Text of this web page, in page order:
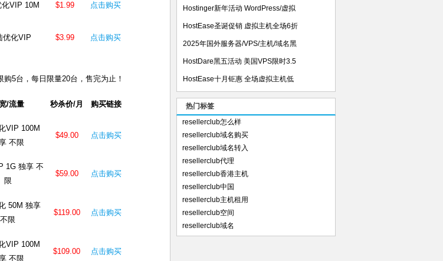
化VIP 10M $1.99 点击购买
优化VIP $3.99 点击购买
5台，每日限量20台，售完为止！
/流量 秒杀价/月 购买链接
VIP 100M
不限
$49.00 点击购买
1G 独享 不
限
$59.00 点击购买
50M 独享
不限
$119.00 点击购买
VIP 100M
不限
$109.00 点击购买
Hostinger新年活动 WordPress/虚拟
HostEase圣诞促销 虚拟主机全场6折
2025年国外服务器/VPS/主机/域名黑
HostDare黑五活动 美国VPS限时3.5
HostEase十月钜惠 全场虚拟主机低
热门标签
resellerclub怎么样
resellerclub域名购买
resellerclub域名转入
resellerclub代理
resellerclub香港主机
resellerclub中国
resellerclub主机租用
resellerclub空间
resellerclub域名